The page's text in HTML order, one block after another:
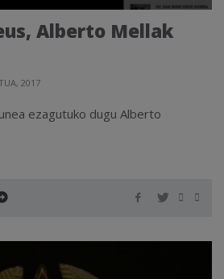
Alberto Mellak
2017
ezagutuko dugu Alberto